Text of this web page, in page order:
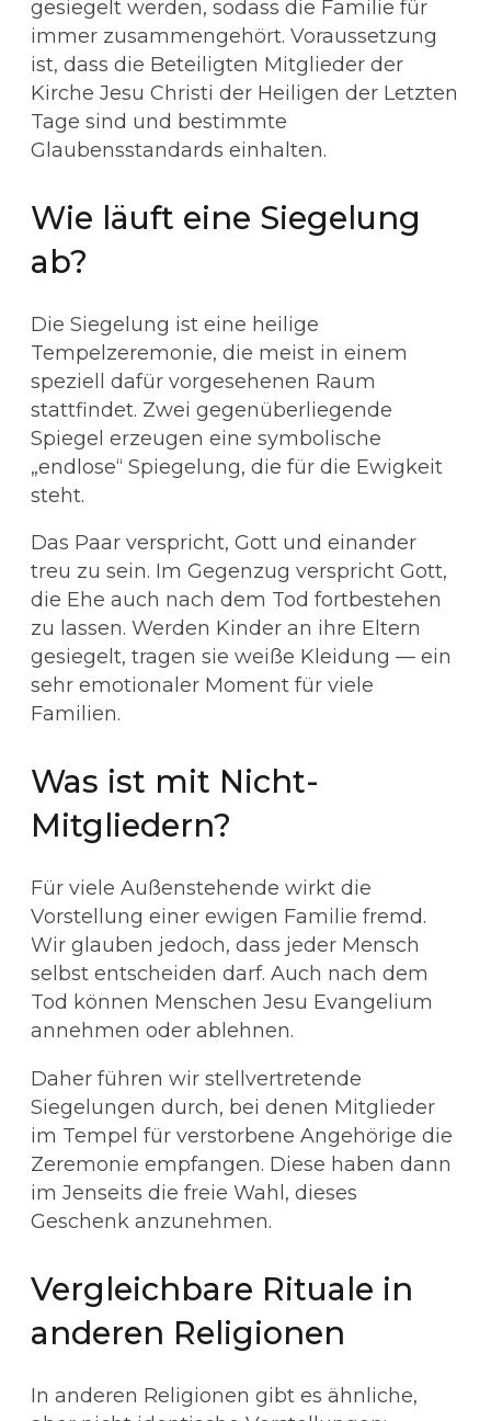
gesiegelt werden, sodass die Familie für
immer zusammengehört. Voraussetzung
ist, dass die Beteiligten Mitglieder der
Kirche Jesu Christi der Heiligen der Letzten
Tage sind und bestimmte
Glaubensstandards einhalten.
Wie läuft eine Siegelung
ab?
Die Siegelung ist eine heilige
Tempelzeremonie, die meist in einem
speziell dafür vorgesehenen Raum
stattfindet. Zwei gegenüberliegende
Spiegel erzeugen eine symbolische
„endlose“ Spiegelung, die für die Ewigkeit
steht.
Das Paar verspricht, Gott und einander
treu zu sein. Im Gegenzug verspricht Gott,
die Ehe auch nach dem Tod fortbestehen
zu lassen. Werden Kinder an ihre Eltern
gesiegelt, tragen sie weiße Kleidung — ein
sehr emotionaler Moment für viele
Familien.
Was ist mit Nicht-
Mitgliedern?
Für viele Außenstehende wirkt die
Vorstellung einer ewigen Familie fremd.
Wir glauben jedoch, dass jeder Mensch
selbst entscheiden darf. Auch nach dem
Tod können Menschen Jesu Evangelium
annehmen oder ablehnen.
Daher führen wir stellvertretende
Siegelungen durch, bei denen Mitglieder
im Tempel für verstorbene Angehörige die
Zeremonie empfangen. Diese haben dann
im Jenseits die freie Wahl, dieses
Geschenk anzunehmen.
Vergleichbare Rituale in
anderen Religionen
In anderen Religionen gibt es ähnliche,